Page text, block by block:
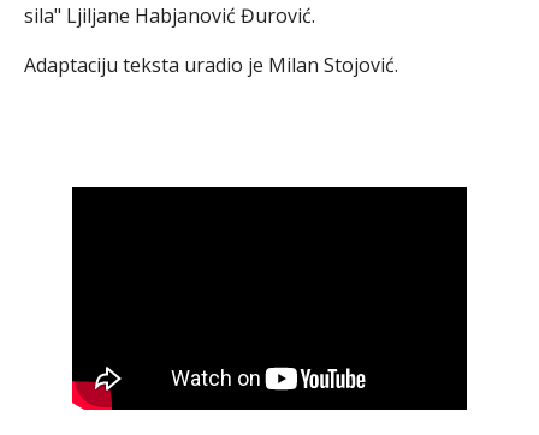
sila" Ljiljane Habjanović Đurović.
Adaptaciju teksta uradio je Milan Stojović.